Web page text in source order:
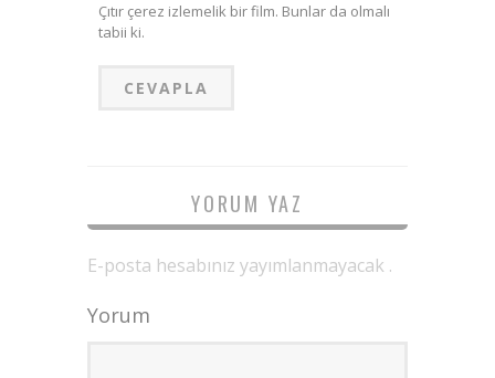
Çıtır çerez izlemelik bir film. Bunlar da olmalı
tabii ki.
CEVAPLA
YORUM YAZ
E-posta hesabınız yayımlanmayacak .
Yorum